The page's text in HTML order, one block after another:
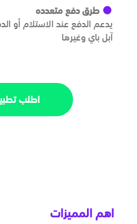
طرق دفع متعدده
يدعم الدفع عند الاستلام أو
آبل باي وغيرها
اطلب
اهم المميزات